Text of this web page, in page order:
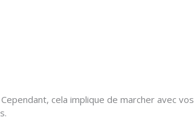
cela implique de marcher avec vos